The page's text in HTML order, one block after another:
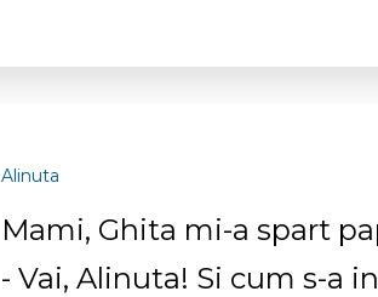
Alinuta
Mami, Ghita mi-a spart
- Vai, Alinuta! Si cum s-a